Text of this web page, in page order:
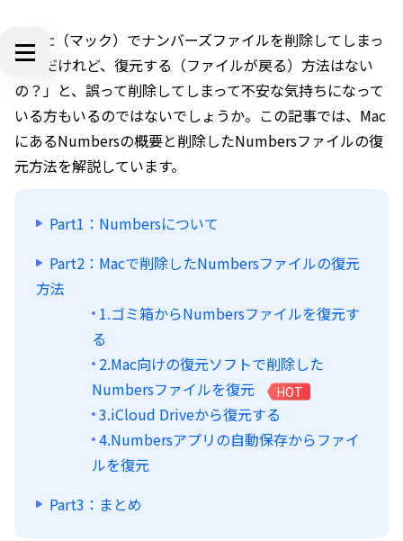
「Mac（マック）でナンバーズファイルを削除してしまっ
たのだけれど、復元する（ファイルが戻る）方法はない
の？」と、誤って削除してしまって不安な気持ちになって
いる方もいるのではないでしょうか。この記事では、Mac
にあるNumbersの概要と削除したNumbersファイルの復
元方法を解説しています。
Part1：Numbersについて
Part2：Macで削除したNumbersファイルの復元
方法
1.ゴミ箱からNumbersファイルを復元す
る
2.Mac向けの復元ソフトで削除した
Numbersファイルを復元
HOT
3.iCloud Driveから復元する
4.Numbersアプリの自動保存からファイ
ルを復元
Part3：まとめ